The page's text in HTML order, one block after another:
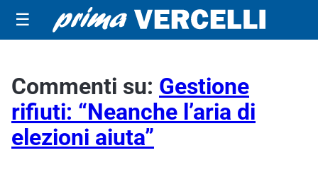
☰
Commenti su: Gestione
rifiuti: “Neanche l’aria di
elezioni aiuta”